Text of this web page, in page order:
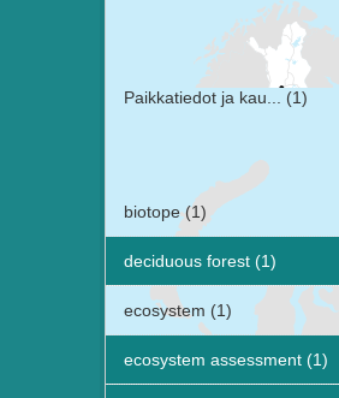
Resurssityypit
Paikkatiedot ja kau... (1)
biotope (1)
deciduous forest (1)
ecosystem (1)
ecosystem assessment (1)